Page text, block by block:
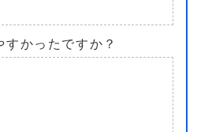
かったですか？